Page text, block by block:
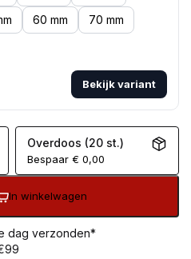
60 mm
70 mm
Bekijk variant
Overdoos (20 st.)
Bespaar€ 0,00
In winkelwagen
dag verzonden*